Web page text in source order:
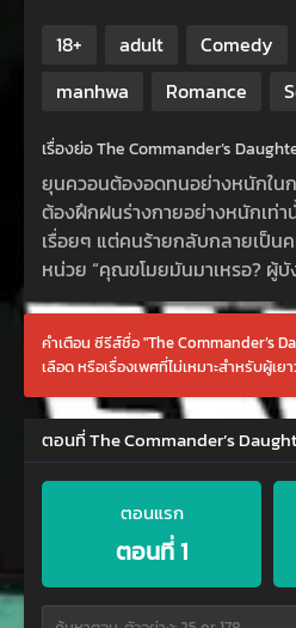
18+ adult Comedy
manhwa
Romance
เรื่องย่อ The Commander’s
ยุนควอนต้องอดทนอย่างหนักใน
ต้องฝึกฝนร่างกายอย่างหนักเท่
เรื่อยๆ แต่คนร้ายกลับกลายเป็น
หน่วย “คุณขโมยมันมาเหรอ? ผู้
คำเตือน ซีรีส์ชื่อ "The Commander’s
เลือด หรือเรื่องเพศที่ไม่เหมาะสำหรับผู้เย
ตอนที่ The Commander’s
ตอนแรก
ตอนที่ 1